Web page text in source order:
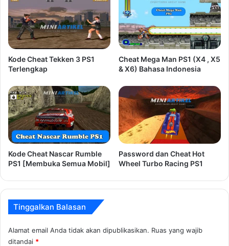
Kode Cheat Tekken 3 PS1
Terlengkap
Cheat Mega Man PS1 (X4 , X5
& X6) Bahasa Indonesia
Kode Cheat Nascar Rumble
PS1 [Membuka Semua Mobil]
Password dan Cheat Hot
Wheel Turbo Racing PS1
Tinggalkan Balasan
Alamat email Anda tidak akan dipublikasikan. Ruas yang wajib
ditandai *